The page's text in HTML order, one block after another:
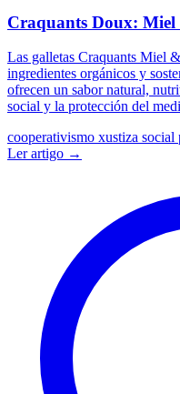
Craquants Doux:
Las galletas Craquants Miel
ingredientes orgánicos y
ofrecen un sabor natural,
social y la protección del
cooperativismo xustiza social
Ler artigo →